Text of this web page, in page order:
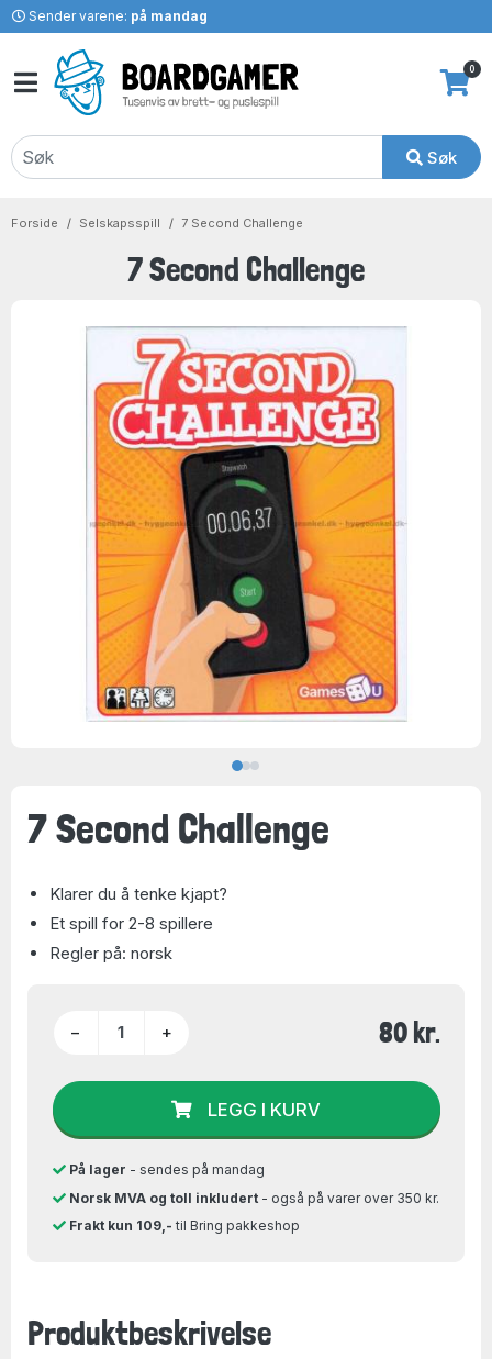
Sender varene: på mandag
Søk
0
Forside Selskapsspill 7 Second Challenge
7 Second Challenge
7 Second Challenge
Klarer du å tenke kjapt?
Et spill for 2-8 spillere
Regler på: norsk
− + 80 kr.
LEGG I KURV
På lager - sendes på mandag
Norsk MVA og toll inkludert- også på varer over 350 kr.
Frakt kun 109,- til Bring pakkeshop
Produktbeskrivelse